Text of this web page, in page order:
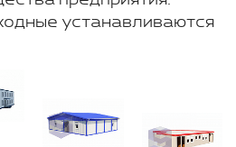
устанавливаются